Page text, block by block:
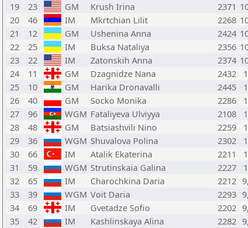
19
23 GM Krush Irina 2371
20
46 IM Mkrtchian Lilit 2268
21
12 GM Ushenina Anna 2424
22
25 IM Buksa Nataliya 2356
23
22 IM Zatonskih Anna 2374
24
11 GM Dzagnidze Nana 2432
25
10 GM Harika Dronavalli 2445
26
40 GM Socko Monika 2286
27
96 WGM Fataliyeva Ulviyya 2108
28
48 GM Batsiashvili Nino 2259
29
36 WGM Shuvalova Polina 2302
30
66 IM Atalik Ekaterina 2211
31
59 WGM Strutinskaia Galina 2227
32
65 IM Charochkina Daria 2212
33
39 WGM Voit Daria 2293
34
69 IM Gvetadze Sofio 2202
35
42 IM Kashlinskaya Alina 2282